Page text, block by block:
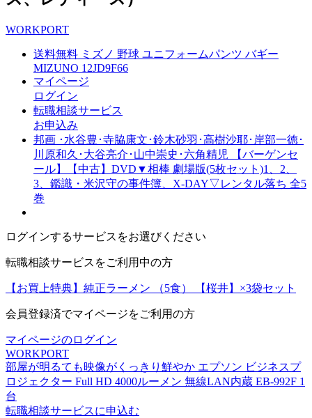
WORKPORT
送料無料 ミズノ 野球 ユニフォームパンツ バギー
MIZUNO 12JD9F66
マイページ
ログイン
転職相談サービス
お申込み
邦画 ･水谷豊･寺脇康文･鈴木砂羽･高樹沙耶･岸部一徳･
川原和久･大谷亮介･山中崇史･六角精児 【バーゲンセ
ール】【中古】DVD▼相棒 劇場版(5枚セット)1、2、
3、鑑識・米沢守の事件簿、X-DAY▽レンタル落ち 全5
巻
ログインするサービスをお選びください
転職相談サービスをご利用中の方
【お買上特典】純正ラーメン （5食） 【桜井】×3袋セット
会員登録済でマイページをご利用の方
マイページのログイン
WORKPORT
部屋が明るても映像がくっきり鮮やか エプソン ビジネスプ
ロジェクター Full HD 4000ルーメン 無線LAN内蔵 EB-992F 1
台
転職相談サービスに申込む